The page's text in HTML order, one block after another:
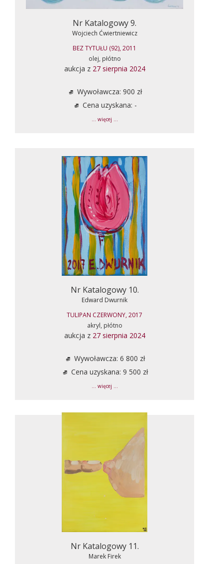
Nr Katalogowy 9.
Wojciech Ćwiertniewicz
BEZ TYTUŁU (92), 2011
olej, płótno
aukcja z 27 sierpnia 2024
Wywoławcza: 900 zł
Cena uzyskana: -
... więcej ...
Nr Katalogowy 10.
Edward Dwurnik
TULIPAN CZERWONY, 2017
akryl, płótno
aukcja z 27 sierpnia 2024
Wywoławcza: 6 800 zł
Cena uzyskana: 9 500 zł
... więcej ...
Nr Katalogowy 11.
Marek Firek